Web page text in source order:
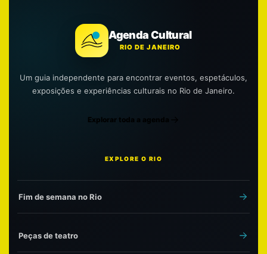
Agenda Cultural
RIO DE JANEIRO
Um guia independente para encontrar eventos, espetáculos,
exposições e experiências culturais no Rio de Janeiro.
Explorar toda a agenda
EXPLORE O RIO
Fim de semana no Rio
Peças de teatro